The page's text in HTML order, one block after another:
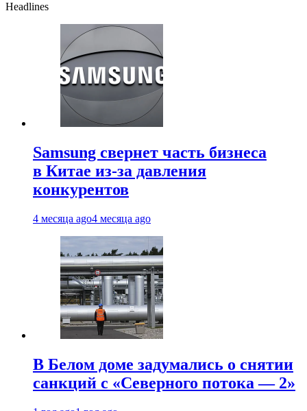
Headlines
Samsung свернет часть бизнеса
в Китае из-за давления
конкурентов
4 месяца ago4 месяца ago
В Белом доме задумались о снятии
санкций с «Северного потока — 2»